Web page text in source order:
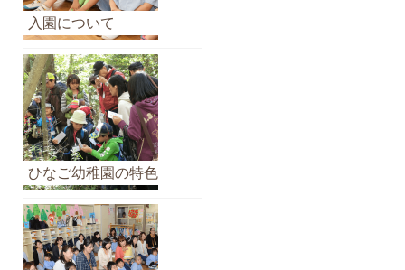
カ
イ
ブ
入園について
ひなご幼稚園の特色